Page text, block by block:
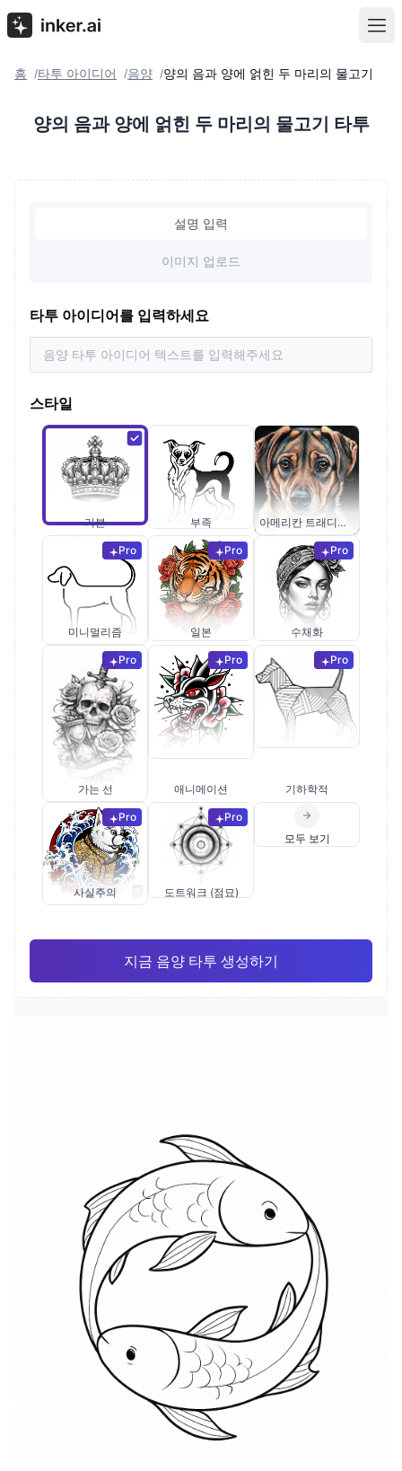
홈 /타투 아이디어 /음양 /양의 음과 양에 얽힌 두 마리의 물고기
양의 음과 양에 얽힌 두 마리의 물고기 타투
설명 입력
이미지 업로드
타투 아이디어를 입력하세요
스타일
기본 부족 아메리칸 트래디셔널
Pro
미니멀리즘
Pro
일본
Pro
수채화
Pro
가는 선
Pro
애니메이션
Pro
기하학적
Pro
사실주의
Pro
도트워크 (점묘)
모두 보기
지금 음양 타투 생성하기